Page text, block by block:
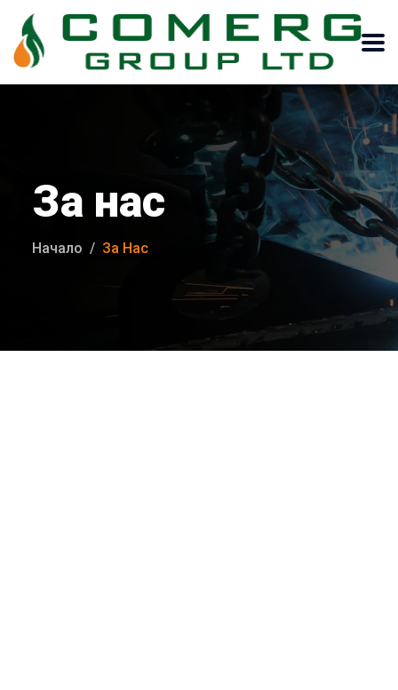
За нас
Начало За Нас